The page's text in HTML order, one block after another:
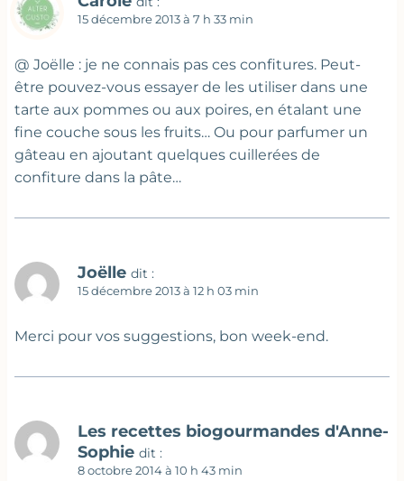
15 décembre 2013 à 7 h 33 min
@ Joëlle : je ne connais pas ces confitures. Peut-
être pouvez-vous essayer de les utiliser dans une
tarte aux pommes ou aux poires, en étalant une
fine couche sous les fruits… Ou pour parfumer un
gâteau en ajoutant quelques cuillerées de
confiture dans la pâte…
Joëlle dit :
15 décembre 2013 à 12 h 03 min
Merci pour vos suggestions, bon week-end.
Les recettes biogourmandes d'Anne-
Sophie dit :
8 octobre 2014 à 10 h 43 min